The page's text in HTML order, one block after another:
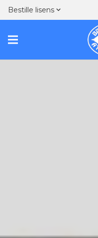
Bestille lisens